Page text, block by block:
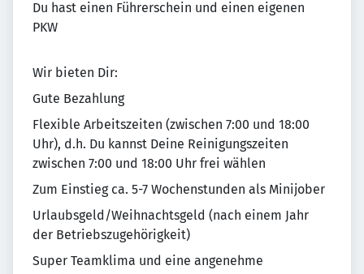
Du hast einen Führerschein und einen eigenen
PKW
Wir bieten Dir:
Gute Bezahlung
Flexible Arbeitszeiten (zwischen 7:00 und 18:00
Uhr), d.h. Du kannst Deine Reinigungszeiten
zwischen 7:00 und 18:00 Uhr frei wählen
Zum Einstieg ca. 5-7 Wochenstunden als Minijober
Urlaubsgeld/Weihnachtsgeld (nach einem Jahr
der Betriebszugehörigkeit)
Super Teamklima und eine angenehme